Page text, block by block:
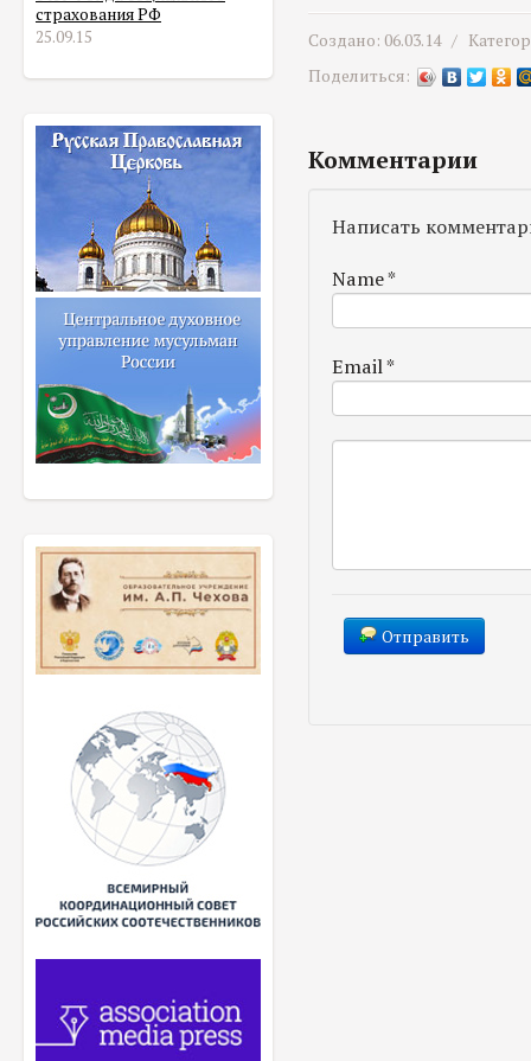
страхования РФ
25.09.15
Создано: 06.03.14 /
Поделиться:
Комментарии
Написать
Name*
Email*
Отправить